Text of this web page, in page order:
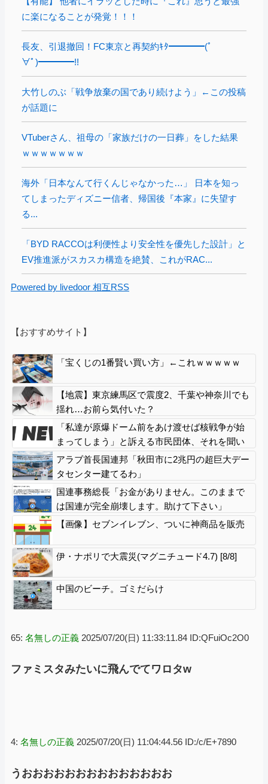
に楽になることが発覚！！！
長友、引退撤回！FC東京と再契約ｷﾀ━━━━(ﾟ
∀ﾟ)━━━━!!
大竹しのぶ「戦争放棄の国であり続けよう」←この投稿
が話題に
VTuberさん、祖母の「家族だけの一日葬」をした結果
ｗｗｗｗｗｗｗ
海外「日本なんて行くんじゃなかった…」 日本を知っ
てしまったディズニー信者、帰国後『本家』に失望す
る...
「BYD RACCOは利便性より安全性を優先した設計」と
EV推進派がスカスカ構造を絶賛、これがRAC...
Powered by livedoor 相互RSS
【おすすめサイト】
「宝くじの1番賢い買い方」←これｗｗｗｗｗ
【地震】東京練馬区で震度2、千葉や神奈川でも
揺れ…お前ら気付いた？
「私達が原爆ドーム前をあけ渡せば核戦争が始
まってしまう」と訴える市民団体、それを聞い
た被爆3世の人が……
アラブ首長国連邦「秋田市に2兆円の超巨大デー
タセンター建てるわ」
国連事務総長「お金がありません。このままで
は国連が完全崩壊します。助けて下さい」
【画像】セブンイレブン、ついに神商品を販売
伊・ナポリで大震災(マグニチュード4.7) [8/8]
中国のビーチ。ゴミだらけ
65: 名無しの正義 2025/07/20(日) 11:33:11.84 ID:QFuiOc2O0
ファミスタみたいに飛んでてワロタw
4: 名無しの正義 2025/07/20(日) 11:04:44.56 ID:/c/E+7890
うおおおおおおおおおおおおおお